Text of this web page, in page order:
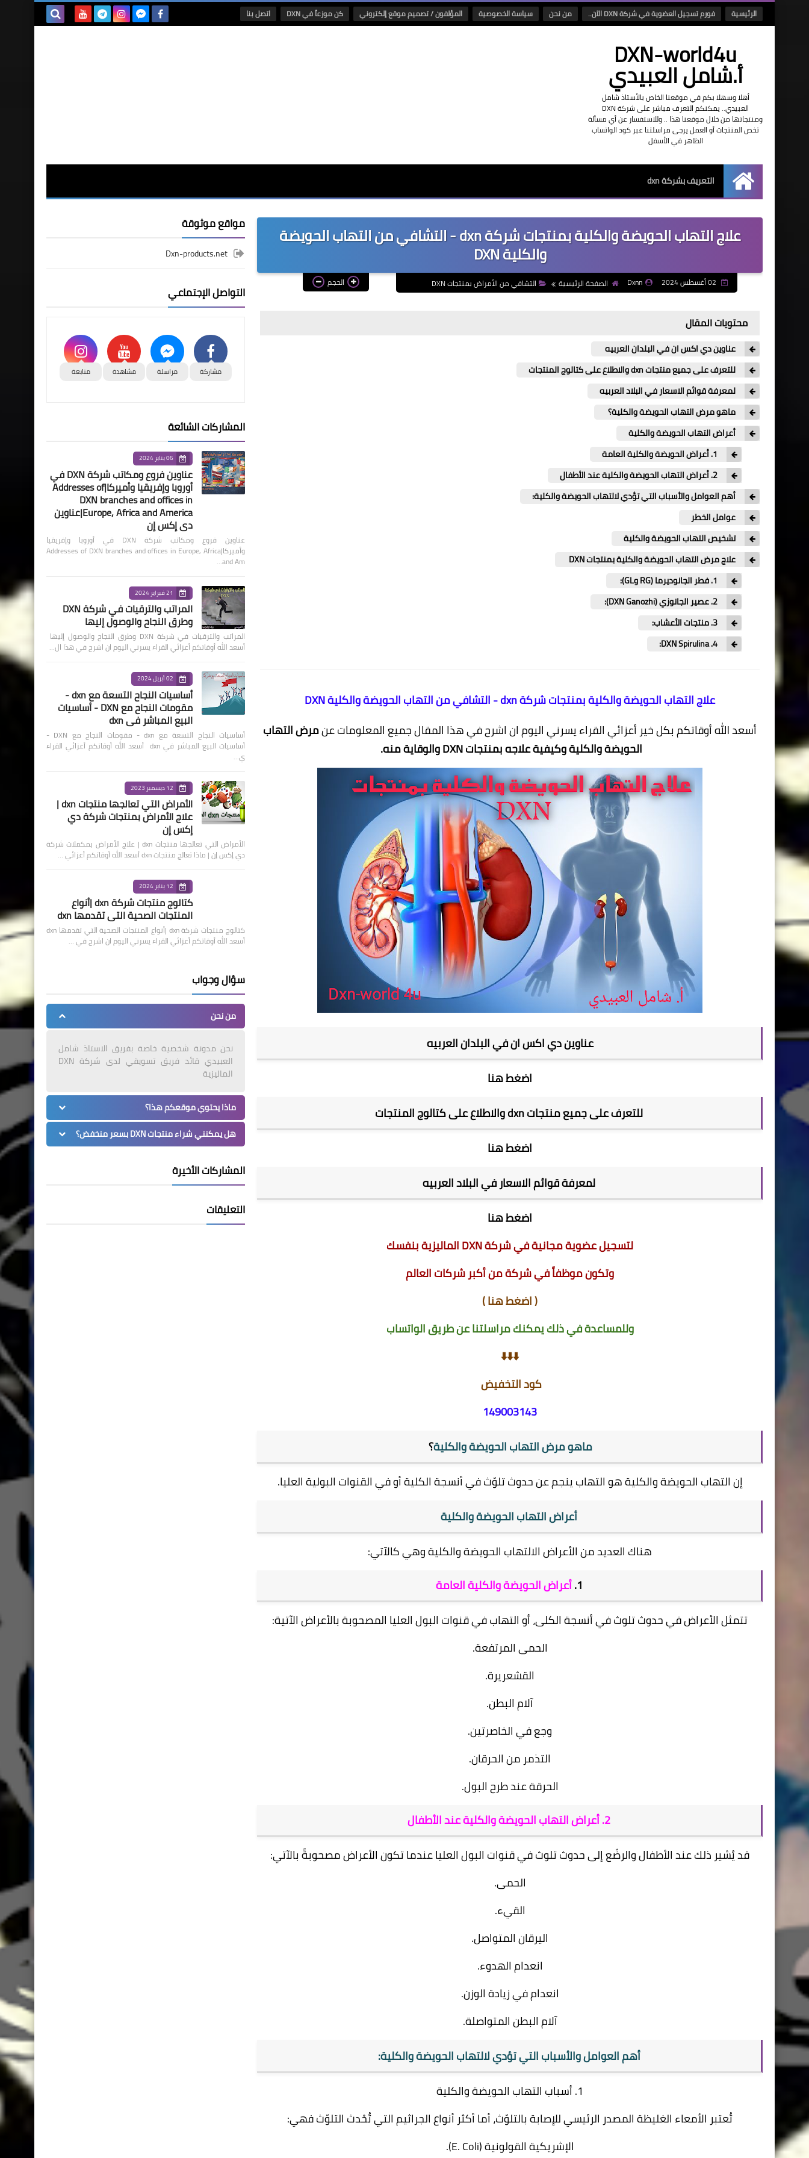
الرئيسية فورم تسجيل العضوية في شركة DXN الآن.. من نحن سياسة الخصوصية المؤلفون / تصميم موقع إلكتروني كن موزعاً في DXN اتصل بنا
DXN-world4u
أ.شامل العبيدي
أهلا وسهلا بكم في موقعنا الخاص بالأستاذ شامل
العبيدي.. يمكنكم التعرف مباشر على شركة DXN
ومنتجاتها من خلال موقعنا هذا .. وللاستفسار عن أي مسألة
تخص المنتجات أو العمل يرجى مراسلتنا عبر كود الواتساب
الظاهر في الأسفل
الرئيسية
التعريف بشركة dxn
علاج التهاب الحويضة والكلية بمنتجات شركة dxn - التشافي من التهاب الحويضة
والكلية DXN
Dxnn الصفحة الرئيسية التشافي من الأمراض بمنتجات DXN الحجم
محتويات المقال
عناوين دي اكس ان في البلدان العربيه
للتعرف على جميع منتجات dxn والاطلاع على كتالوج المنتجات
لمعرفة قوائم الاسعار في البلاد العربيه
ماهو مرض التهاب الحويضة والكلية؟
أعراض التهاب الحويضة والكلية
1. أعراض الحويضة والكلية العامة
2. أعراض التهاب الحويضة والكلية عند الأطفال
أهم العوامل والأسباب التي تؤدي لالتهاب الحويضة والكلية:
عوامل الخطر
تشخيص التهاب الحويضة والكلية
علاج مرض التهاب الحويضة والكلية بمنتجات DXN
1. فطر الجانوديرما (RG وGL):
2. عصير الجانوزي (DXN Ganozhi):
3. منتجات الأعشاب:
4. DXN Spirulina:
علاج التهاب الحويضة والكلية بمنتجات شركة dxn - التشافي من التهاب الحويضة والكلية DXN
أسعد الله أوقاتكم بكل خير أعزائي القراء يسرني اليوم ان اشرح في هذا المقال جميع المعلومات عنمرض التهاب
الحويضة والكلية وكيفية علاجه بمنتجات DXN والوقاية منه.
عناوين دي اكس ان في البلدان العربيه
اضغط هنا
للتعرف على جميع منتجات dxn والاطلاع على كتالوج المنتجات
اضغط هنا
لمعرفة قوائم الاسعار في البلاد العربيه
اضغط هنا
لتسجيل عضوية مجانية في شركة DXN الماليزية بنفسك
وتكون موظفاً في شركة من أكبر شركات العالم
(اضغط هنا)
وللمساعدة في ذلك يمكنك مراسلتنا عن طريق الواتساب
⬇️⬇️⬇️
كود التخفيض
149003143
ماهو مرض التهاب الحويضة والكلية؟
إن التهاب الحويضة والكلية هو التهاب ينجم عن حدوث تلوّث في أنسجة الكلية أو في القنوات البولية العليا.
أعراض التهاب الحويضة والكلية
هناك العديد من الأعراض الالتهاب الحويضة والكلية وهي كالآتي:
1. أعراض الحويضة والكلية العامة
تتمثل الأعراض في حدوث تلوث في أنسجة الكلى، أو التهاب في قنوات البول العليا المصحوبة بالأعراض الآتية:
الحمى المرتفعة.
القشعريرة.
آلام البطن.
وجع في الخاصرتين.
التذمر من الحرقان.
الحرقة عند طرح البول.
2. أعراض التهاب الحويضة والكلية عند الأطفال
قد يُشير ذلك عند الأطفال والرضّع إلى حدوث تلوث في قنوات البول العليا عندما تكون الأعراض مصحوبةً بالآتي:
الحمى.
القيء.
اليرقان المتواصل.
انعدام الهدوء.
انعدام في زيادة الوزن.
آلام البطن المتواصلة.
أهم العوامل والأسباب التي تؤدي لالتهاب الحويضة والكلية:
1. أسباب التهاب الحويضة والكلية
تُعتبر الأمعاء الغليظة المصدر الرئيسي للإصابة بالتلوّث، أما أكثر أنواع الجراثيم التي تُحْدث التلوّث فهي:
الإشريكية القولونية (E. Coli).
مواقع موثوقة
Dxn-products.net
التواصل الإجتماعي
مشاركة مراسلة مشاهدة متابعة
المشاركات الشائعة
06 يناير 2024
عناوين فروع ومكاتب شركة DXN في
أوروبا وإفريقيا وأميركا|Addresses of
DXN branches and offices in
Europe, Africa and America|عناوين
دي إكس إن
عناوين فروع ومكاتب شركة DXN في أوروبا وإفريقيا
وأميركا|Addresses of DXN branches and offices in Europe, Africa
and Am…
21 فبراير 2024
المراتب والترقيات في شركة DXN
وطرق النجاح والوصول إليها
المراتب والترقيات في شركة DXN وطرق النجاح والوصول إليها
أسعد الله أوقاتكم أعزائي القراء يسرني اليوم ان اشرح في هذا ال…
02 أبريل 2024
أساسيات النجاح التسعة مع dxn -
مقومات النجاح مع DXN - أساسيات
البيع المباشر في dxn
أساسيات النجاح التسعة مع dxn - مقومات النجاح مع DXN -
أساسيات البيع المباشر في dxn أسعد الله أوقاتكم أعزائي القراء
ي…
12 ديسمبر 2023
الأمراض التي تعالجها منتجات dxn |
علاج الأمراض بمنتجات شركة دي
إكس إن
الأمراض التي تعالجها منتجات dxn | علاج الأمراض بمكملات شركة
دي إكس إن | ماذا تعالج منتجات dxn أسعد الله أوقاتكم أعزائي …
12 يناير 2024
كتالوج منتجات شركة dxn |أنواع
المنتجات الصحية التي تقدمها dxn
كتالوج منتجات شركة dxn |أنواع المنتجات الصحية التي تقدمها dxn
أسعد الله أوقاتكم أعزائي القراء يسرني اليوم ان اشرح في …
سؤال وجواب
من نحن
نحن مدونة شخصية خاصة بفريق الاستاذ شامل
العبيدي قائد فريق تسويقي لدى شركة DXN
الماليزية
ماذا يحتوي موقعكم هذا؟
هل يمكنني شراء منتجات DXN بسعر منخفض؟
المشاركات الأخيرة
التعليقات